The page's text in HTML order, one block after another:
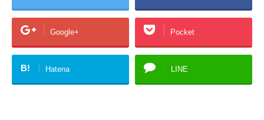
Google+ Pocket
B! Hatena LINE